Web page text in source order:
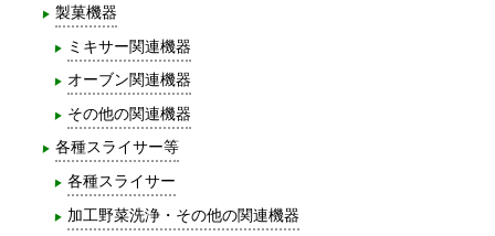
製菓機器
ミキサー関連機器
オーブン関連機器
その他の関連機器
各種スライサー等
各種スライサー
加工野菜洗浄・その他の関連機器